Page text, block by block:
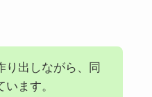
り出しながら、同
ます。